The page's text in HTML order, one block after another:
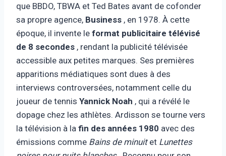
que BBDO, TBWA et Ted Bates avant de cofonder
sa propre agence, Business , en 1978. À cette
époque, il invente le format publicitaire télévisé
de 8 secondes , rendant la publicité télévisée
accessible aux petites marques. Ses premières
apparitions médiatiques sont dues à des
interviews controversées, notamment celle du
joueur de tennis Yannick Noah , qui a révélé le
dopage chez les athlètes. Ardisson se tourne vers
la télévision à la fin des années 1980 avec des
émissions comme Bains de minuitet Lunettes